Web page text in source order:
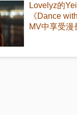
Lovelyz的
《Dance
MV中享受漫